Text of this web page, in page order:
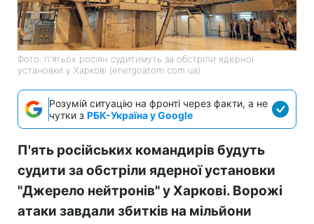
Фото: п'ятьох росіян судитимуть за обстріли ядерної
установки у Харкові (energoatom com ua)
Розумій ситуацію на фронті через факти, а не
чутки з РБК-Україна у Google
П'ять російських командирів будуть
судити за обстріли ядерної установки
"Джерело нейтронів" у Харкові. Ворожі
атаки завдали збитків на мільйони